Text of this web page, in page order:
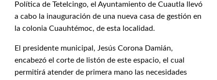
Política de Tetelcingo, el Ayuntamiento de Cuautla llevó
a cabo la inauguración de una nueva casa de gestión en
la colonia Cuauhtémoc, de esta localidad.
El presidente municipal, Jesús Corona Damián,
encabezó el corte de listón de este espacio, el cual
permitirá atender de primera mano las necesidades